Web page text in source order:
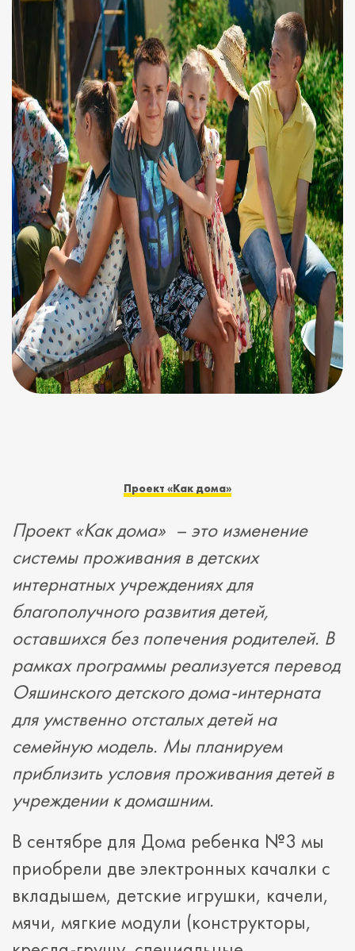
Проект «Как дома»
Проект«Как дома» –это изменение
системы проживания в детских
интернатных учреждениях для
благополучного развития детей,
оставшихся без попечения родителей. В
рамках программы реализуется перевод
Ояшинского детского дома-интерната
для умственно отсталых детей на
семейную модель. Мы планируем
приблизить условия проживания детей в
учреждении к домашним.
В сентябре для Дома ребенка №3 мы
приобрели две электронных качалки с
вкладышем, детские игрушки, качели,
мячи, мягкие модули (конструкторы,